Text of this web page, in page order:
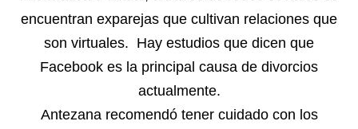
encuentran exparejas que cultivan relaciones que
son virtuales. Hay estudios que dicen que
Facebook es la principal causa de divorcios
actualmente.
Antezana recomendó tener cuidado con los